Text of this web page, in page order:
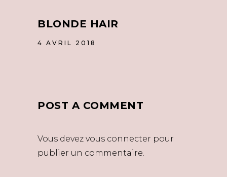
BLONDE HAIR
4 AVRIL 2018
POST A COMMENT
Vous devez vous connecter pour
publier un commentaire.